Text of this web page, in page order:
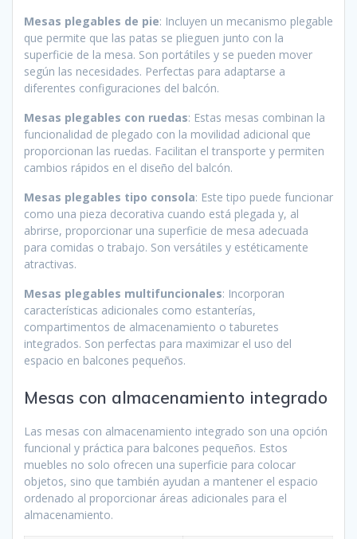
Mesas plegables de pie: Incluyen un mecanismo plegable
que permite que las patas se plieguen junto con la
superficie de la mesa. Son portátiles y se pueden mover
según las necesidades. Perfectas para adaptarse a
diferentes configuraciones del balcón.
Mesas plegables con ruedas: Estas mesas combinan la
funcionalidad de plegado con la movilidad adicional que
proporcionan las ruedas. Facilitan el transporte y permiten
cambios rápidos en el diseño del balcón.
Mesas plegables tipo consola: Este tipo puede funcionar
como una pieza decorativa cuando está plegada y, al
abrirse, proporcionar una superficie de mesa adecuada
para comidas o trabajo. Son versátiles y estéticamente
atractivas.
Mesas plegables multifuncionales: Incorporan
características adicionales como estanterías,
compartimentos de almacenamiento o taburetes
integrados. Son perfectas para maximizar el uso del
espacio en balcones pequeños.
Mesas con almacenamiento integrado
Las mesas con almacenamiento integrado son una opción
funcional y práctica para balcones pequeños. Estos
muebles no solo ofrecen una superficie para colocar
objetos, sino que también ayudan a mantener el espacio
ordenado al proporcionar áreas adicionales para el
almacenamiento.